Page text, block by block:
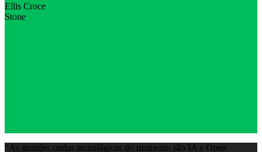
Ellis Croce
Stone
“As grandes ondas tecnológicas do momento são IA e Open